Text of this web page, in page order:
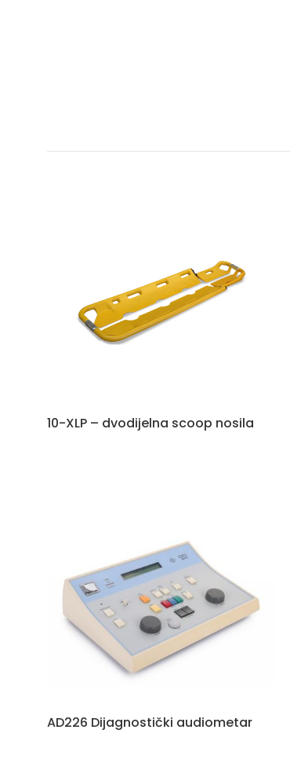
10-XLP – dvodijelna scoop nosila
AD226 Dijagnostički audiometar